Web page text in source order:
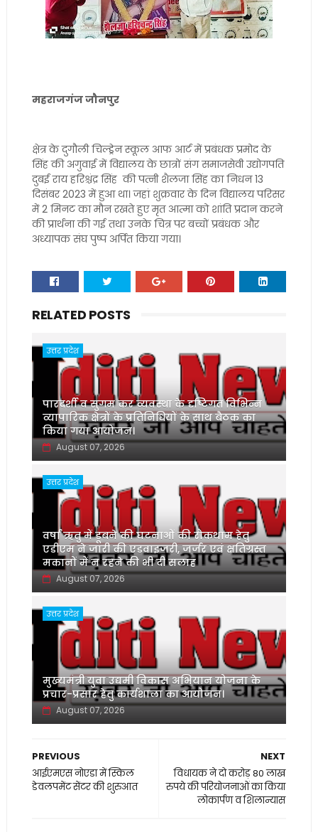
महराजगंज जौनपुर
क्षेत्र के दुगौली चिल्ड्रेन स्कूल आफ आर्ट में प्रबंधक प्रमोद के
सिंह की अगुवाई में विद्यालय के छात्रों संग समाजसेवी उद्योगपति
दुबई राय हरिश्चंद्र सिंह की पत्नी शैलजा सिंह का निधन 13
दिसंबर 2023 में हुआ था। जहां शुक्रवार के दिन विद्यालय परिसर
में 2 मिनट का मौन रखते हुए मृत आत्मा को शांति प्रदान करने
की प्रार्थना की गई तथा उनके चित्र पर बच्चों प्रबंधक और
अध्यापक संघ पुष्प अर्पित किया गया।
RELATED POSTS
उत्तर प्रदेश
पारदर्शी व सुगम कर व्यवस्था के दृष्टिगत विभिन्न
व्यापारिक क्षेत्रों के प्रतिनिधियों के साथ बैठक का
किया गया आयोजन।
August 07, 2026
उत्तर प्रदेश
वर्षा ऋतु में डूबने की घटनाओं की रोकथाम हेतु
एडीएम ने जारी की एडवाइजरी, जर्जर एवं क्षतिग्रस्त
मकानों में न रहने की भी दी सलाह
August 07, 2026
उत्तर प्रदेश
मुख्यमंत्री युवा उद्यमी विकास अभियान योजना के
प्रचार-प्रसार हेतु कार्यशाला का आयोजन।
August 07, 2026
NEXT
विधायक ने दो करोड़ 80 लाख
रुपये की परियोजनाओं का किया
लोकार्पण व शिलान्यास
PREVIOUS
आईएमएस नोएडा में स्किल
डेवलपमेंट सेंटर की शुरुआत